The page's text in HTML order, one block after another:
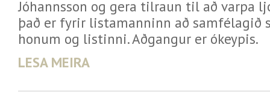
Jóhannsson og gera tilraun til að varpa
það er fyrir listamanninn að samfélagið
honum og listinni. Aðgangur er ókeypis.
LESA MEIRA